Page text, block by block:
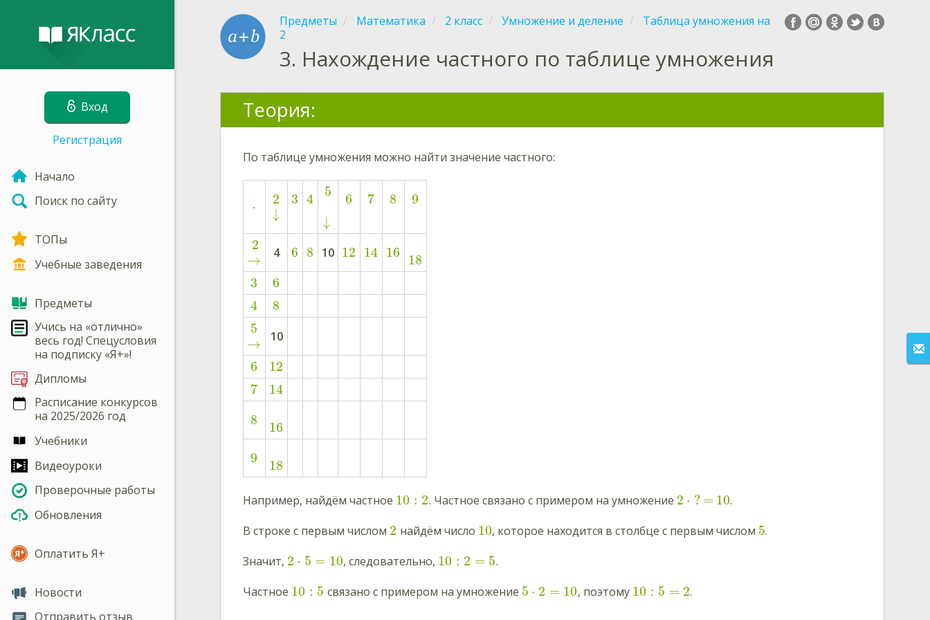
Вход
Регистрация
Начало
Поиск по сайту
ТОПы
Учебные заведения
Предметы
Учись на «отлично»
весь год! Спецусловия
на подписку «Я+»!
Дипломы
Расписание конкурсов
на 2025/2026 год
Учебники
Видеоуроки
Проверочные работы
Обновления
Оплатить Я+
Новости
Отправить отзыв
Предметы Математика 2 класс Умножение и деление
Таблица умножения на
2
3. Нахождение частного по таблице умножения
Теория:
По таблице умножения можно найти значение частного:
⋅
2
↓
3 4
5
↓
6 7 8 9
2
→
4 6 8 10 12 14 16
18
3
6
4
8
5
→
10
6
12
7
14
8
16
9
18
Например, найдём частное 10 : 2. Частное связано с примером на умножение 2 ⋅ ? = 10.
В строке с первым числом 2 найдём число 10, которое находится в столбце с первым числом 5.
Значит, 2 ⋅ 5 = 10, следовательно, 10 : 2 = 5.
Частное 10 : 5 связано с примером на умножение 5 ⋅ 2 = 10, поэтому 10 : 5 = 2.